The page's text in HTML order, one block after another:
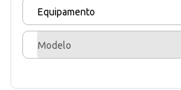
Equipamento
Modelo